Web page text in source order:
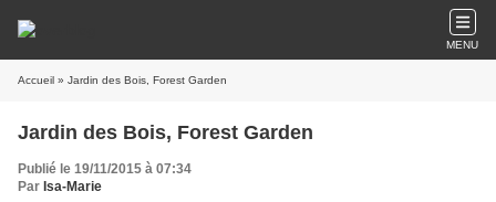
MENU
Accueil » Jardin des Bois, Forest Garden
Jardin des Bois, Forest Garden
Publié le 19/11/2015 à 07:34
Par Isa-Marie